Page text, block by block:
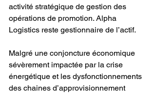
activité stratégique de gestion des
opérations de promotion. Alpha
Logistics reste gestionnaire de l’actif.
Malgré une conjoncture économique
sévèrement impactée par la crise
énergétique et les dysfonctionnements
des chaines d’approvisionnement